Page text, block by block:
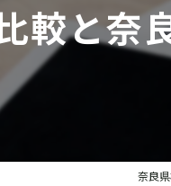
較と奈
奈良